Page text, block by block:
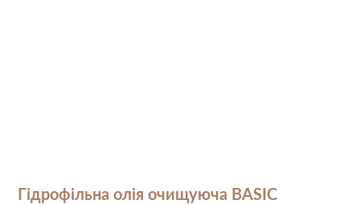
Гідрофільна олія очищуюча BASIC ⠀